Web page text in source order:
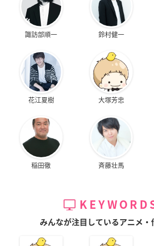
諏訪部順一 鈴村健一
花江夏樹 大塚芳忠
稲田徹 斉藤壮馬
みんなが注目しているアニメ・